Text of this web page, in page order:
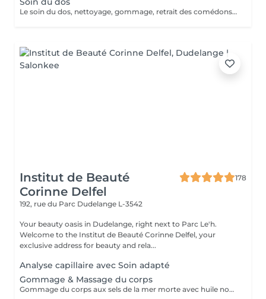
Le soin du dos, nettoyage, gommage, retrait des comédons, masque et modelage de fin de soin. Idéal lorsque vous présentez cicatrices et boutons.
Institut de Beauté
Corinne Delfel
178
192, rue du Parc Dudelange L-3542
Your beauty oasis in Dudelange, right next to Parc Le'h.
Welcome to the Institut de Beauté Corinne Delfel, your
exclusive address for beauty and rela...
Analyse capillaire avec Soin adapté
Gommage & Massage du corps
Gommage du corps aux sels de la mer morte avec huile nourissante, Douche. Application d'une creme vitalisante en massage rotative.